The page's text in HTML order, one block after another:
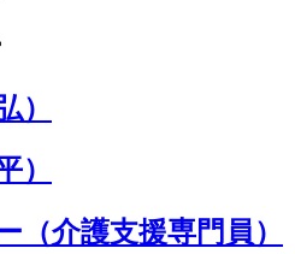
）
）
（介護支援専門員）